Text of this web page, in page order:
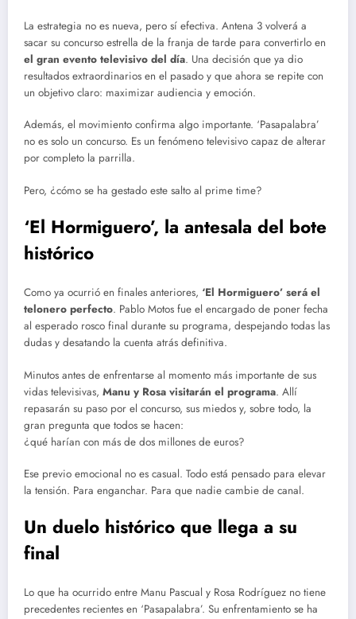
La estrategia no es nueva, pero sí efectiva. Antena 3 volverá a
sacar su concurso estrella de la franja de tarde para convertirlo en
el gran evento televisivo del día. Una decisión que ya dio
resultados extraordinarios en el pasado y que ahora se repite con
un objetivo claro: maximizar audiencia y emoción.
Además, el movimiento confirma algo importante. ‘Pasapalabra’
no es solo un concurso. Es un fenómeno televisivo capaz de alterar
por completo la parrilla.
Pero, ¿cómo se ha gestado este salto al prime time?
‘El Hormiguero’, la antesala del bote
histórico
Como ya ocurrió en finales anteriores, ‘El Hormiguero’ será el
telonero perfecto. Pablo Motos fue el encargado de poner fecha
al esperado rosco final durante su programa, despejando todas las
dudas y desatando la cuenta atrás definitiva.
Minutos antes de enfrentarse al momento más importante de sus
vidas televisivas, Manu y Rosa visitarán el programa. Allí
repasarán su paso por el concurso, sus miedos y, sobre todo, la
gran pregunta que todos se hacen:
¿qué harían con más de dos millones de euros?
Ese previo emocional no es casual. Todo está pensado para elevar
la tensión. Para enganchar. Para que nadie cambie de canal.
Un duelo histórico que llega a su
final
Lo que ha ocurrido entre Manu Pascual y Rosa Rodríguez no tiene
precedentes recientes en ‘Pasapalabra’. Su enfrentamiento se ha